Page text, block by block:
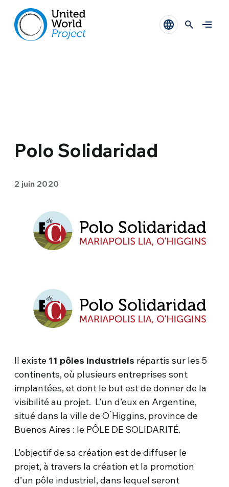
Polo Solidaridad
2 juin 2020
Il existe 11 pôles industriels répartis sur les 5
continents, où plusieurs entreprises sont
implantées, et dont le but est de donner de la
visibilité au projet. L’un d’eux en Argentine,
situé dans la ville de O ́Higgins, province de
Buenos Aires : le PÔLE DE SOLIDARITÉ.
L’objectif de sa création est de diffuser le
projet, à travers la création et la promotion
d’un pôle industriel, dans lequel seront